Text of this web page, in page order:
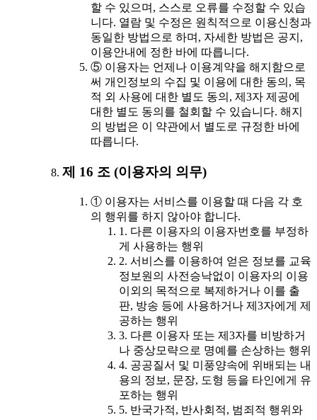
할 수 있으며, 스스로 오류를 수정할 수 있습
니다. 열람 및 수정은 원칙적으로 이용신청과
동일한 방법으로 하며, 자세한 방법은 공지,
이용안내에 정한 바에 따릅니다.
⑤ 이용자는 언제나 이용계약을 해지함으로
써 개인정보의 수집 및 이용에 대한 동의, 목
적 외 사용에 대한 별도 동의, 제3자 제공에
대한 별도 동의를 철회할 수 있습니다. 해지
의 방법은 이 약관에서 별도로 규정한 바에
따릅니다.
제 16 조 (이용자의 의무)
① 이용자는 서비스를 이용할 때 다음 각 호
의 행위를 하지 않아야 합니다.
1. 다른 이용자의 이용자번호를 부정하
게 사용하는 행위
2. 서비스를 이용하여 얻은 정보를 교육
정보원의 사전승낙없이 이용자의 이용
이외의 목적으로 복제하거나 이를 출
판, 방송 등에 사용하거나 제3자에게 제
공하는 행위
3. 다른 이용자 또는 제3자를 비방하거
나 중상모략으로 명예를 손상하는 행위
4. 공공질서 및 미풍양속에 위배되는 내
용의 정보, 문장, 도형 등을 타인에게 유
포하는 행위
5. 반국가적, 반사회적, 범죄적 행위와